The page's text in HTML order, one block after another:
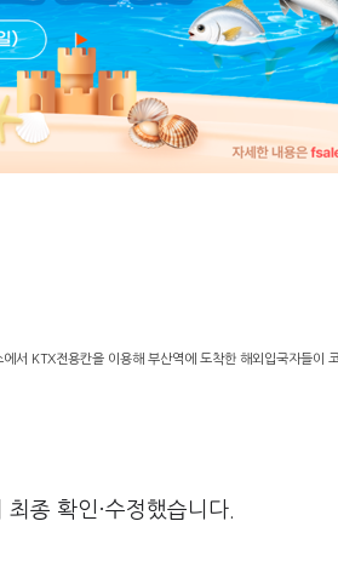
서 KTX전용칸을 이용해 부산역에 도착한 해외입국자들이
종 확인·수정했습니다.